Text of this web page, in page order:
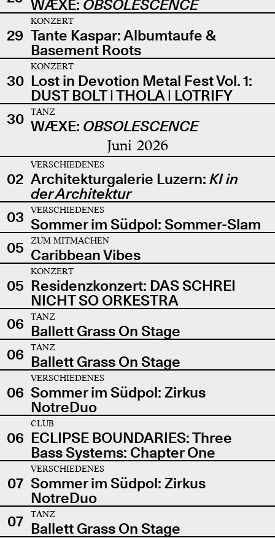
WÆXE: OBSOLESCENCE
29
KONZERT
Tante Kaspar: Albumtaufe &
Basement Roots
30
KONZERT
Lost in Devotion Metal Fest Vol. 1:
DUST BOLT | THOLA | LOTRIFY
30
TANZ
WÆXE: OBSOLESCENCE
Juni 2026
02
VERSCHIEDENES
Architekturgalerie Luzern: KI in
der Architektur
03
VERSCHIEDENES
Sommer im Südpol: Sommer-Slam
05
ZUM MITMACHEN
Caribbean Vibes
05
KONZERT
Residenzkonzert: DAS SCHREI
NICHT SO ORKESTRA
06
TANZ
Ballett Grass On Stage
06
TANZ
Ballett Grass On Stage
06
VERSCHIEDENES
Sommer im Südpol: Zirkus
NotreDuo
06
CLUB
ECLIPSE BOUNDARIES: Three
Bass Systems: Chapter One
07
VERSCHIEDENES
Sommer im Südpol: Zirkus
NotreDuo
07
TANZ
Ballett Grass On Stage